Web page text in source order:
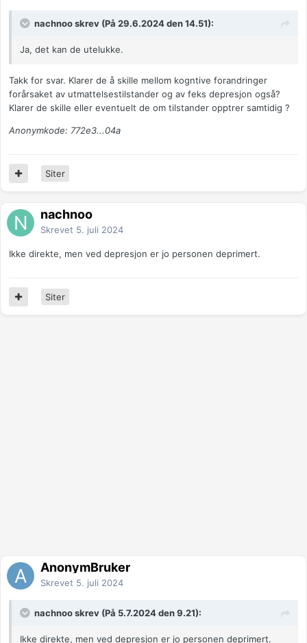
nachnoo skrev (På 29.6.2024 den 14.51):
Ja, det kan de utelukke.
Takk for svar. Klarer de å skille mellom kogntive forandringer
forårsaket av utmattelsestilstander og av feks depresjon også?
Klarer de skille eller eventuelt de om tilstander opptrer samtidig ?
Anonymkode: 772e3...04a
Siter
nachnoo
Skrevet 5. juli 2024
Ikke direkte, men ved depresjon er jo personen deprimert.
Siter
AnonymBruker
Skrevet 5. juli 2024
nachnoo skrev (På 5.7.2024 den 9.21):
Ikke direkte, men ved depresjon er jo personen deprimert.